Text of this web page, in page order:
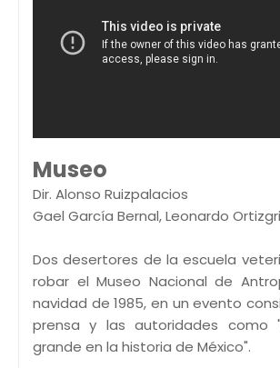
Museo
Dir. Alonso Ruizpalacios
Gael García Bernal, Leonardo
Dos desertores de la escuela
robar el Museo Nacional de
navidad de 1985, en un evento
prensa y las autoridades como
grande en la historia de México".